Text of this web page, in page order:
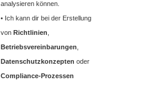
analysieren können.
• Ich kann dir bei der Erstellung
von Richtlinien
Betriebsvereinbarungen
Datenschutzkonzepten oder
Compliance‑Prozessen